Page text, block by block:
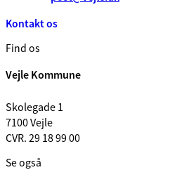
Kontakt os
Find os
Vejle Kommune
Skolegade 1
7100 Vejle
CVR. 29 18 99 00
Se også